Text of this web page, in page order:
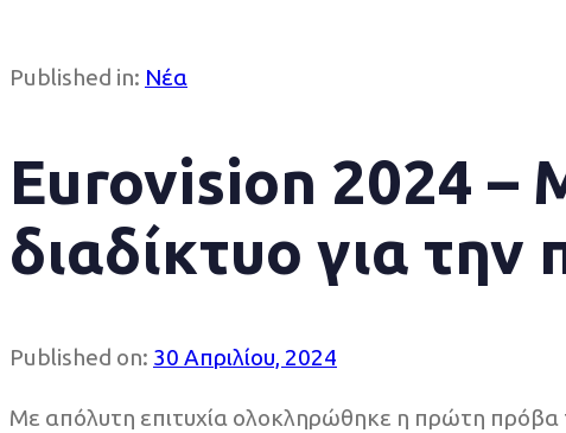
Published in: Νέα
Eurovision 2024 –
διαδίκτυο για
Published on: 30 Απριλίου, 2024
Με απόλυτη επιτυχία ολοκληρώθηκε η πρώτη πρόβα